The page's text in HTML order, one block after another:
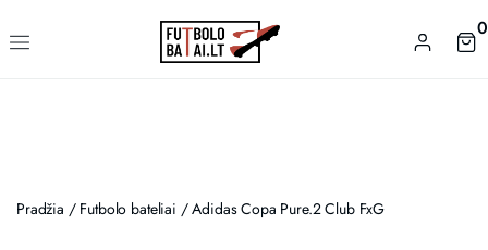
0
Pradžia / Futbolo bateliai / Adidas Copa Pure.2 Club FxG